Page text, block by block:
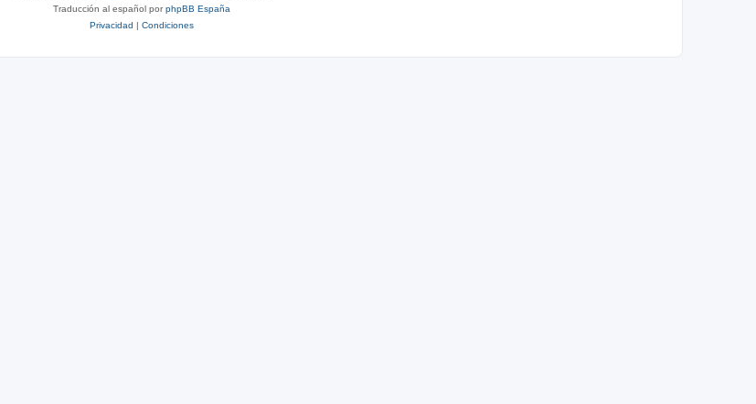
Traducción al español porphpBB España
Privacidad | Condiciones